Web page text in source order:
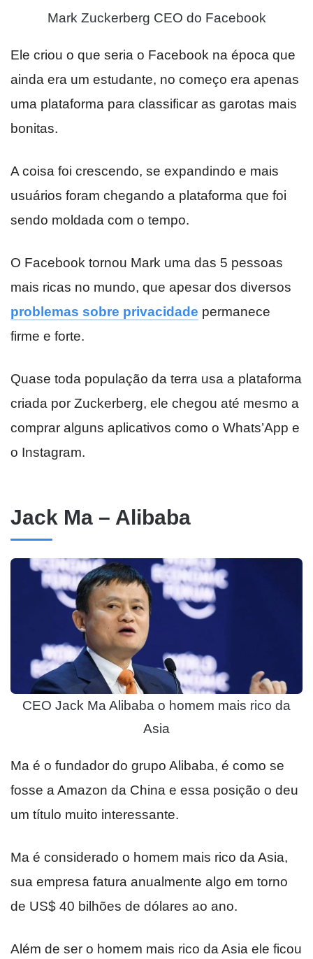
Mark Zuckerberg CEO do Facebook
Ele criou o que seria o Facebook na época que
ainda era um estudante, no começo era apenas
uma plataforma para classificar as garotas mais
bonitas.
A coisa foi crescendo, se expandindo e mais
usuários foram chegando a plataforma que foi
sendo moldada com o tempo.
O Facebook tornou Mark uma das 5 pessoas
mais ricas no mundo, que apesar dos diversos
problemas sobre privacidade permanece
firme e forte.
Quase toda população da terra usa a plataforma
criada por Zuckerberg, ele chegou até mesmo a
comprar alguns aplicativos como o Whats’App e
o Instagram.
Jack Ma – Alibaba
CEO Jack Ma Alibaba o homem mais rico da
Asia
Ma é o fundador do grupo Alibaba, é como se
fosse a Amazon da China e essa posição o deu
um título muito interessante.
Ma é considerado o homem mais rico da Asia,
sua empresa fatura anualmente algo em torno
de US$ 40 bilhões de dólares ao ano.
Além de ser o homem mais rico da Asia ele ficou